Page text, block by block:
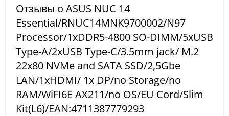
Отзывы о ASUS NUC 14
Essential/RNUC14MNK9700002/N97
Processor/1xDDR5-4800 SO-DIMM/5xUSB
Type-A/2xUSB Type-C/3.5mm jack/ M.2
22x80 NVMe and SATA SSD/2,5Gbe
LAN/1xHDMI/ 1x DP/no Storage/no
RAM/WiFI6E AX211/no OS/EU Cord/Slim
Kit(L6)/EAN:4711387779293